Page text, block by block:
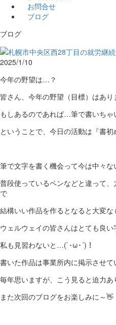
お問合せ
ブログ
ブログ
2025/1/10
今年の野望は…？
皆さん、今年の野望（目標）はあり
もしあるのであれば…筆で書いちゃ
ということで、今日の活動は『書
筆で文字を書く機会って今は中々な
普段使っているペンなどと違って
で
結構いい作品を作るとなると大変な
ウェルウェイの皆さんはとても良い
私も見習わないと…(`･ω･´)！
書いた作品は事業所内に掲示させて
毎年思いますが、こう見ると迫力あ
また次回のブログをお楽しみに～👋